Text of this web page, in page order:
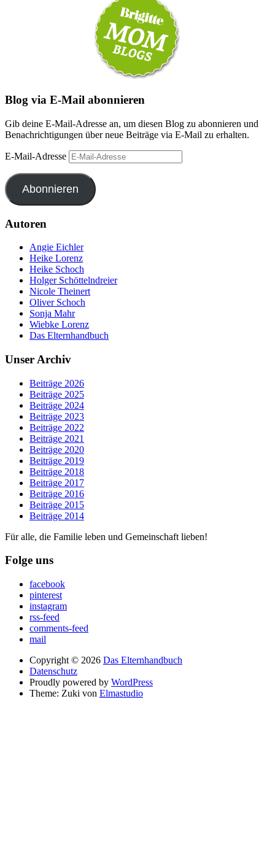
Blog via E-Mail abonnieren
Gib deine E-Mail-Adresse an, um diesen Blog zu abonnieren und
Benachrichtigungen über neue Beiträge via E-Mail zu erhalten.
E-Mail-Adresse
Abonnieren
Autoren
Angie Eichler
Heike Lorenz
Heike Schoch
Holger Schöttelndreier
Nicole Theinert
Oliver Schoch
Sonja Mahr
Wiebke Lorenz
Das Elternhandbuch
Unser Archiv
Beiträge 2026
Beiträge 2025
Beiträge 2024
Beiträge 2023
Beiträge 2022
Beiträge 2021
Beiträge 2020
Beiträge 2019
Beiträge 2018
Beiträge 2017
Beiträge 2016
Beiträge 2015
Beiträge 2014
Für alle, die Familie leben und Gemeinschaft lieben!
Folge uns
facebook
pinterest
instagram
rss-feed
comments-feed
mail
Copyright © 2026 Das Elternhandbuch
Datenschutz
Proudly powered by WordPress
Theme: Zuki von Elmastudio